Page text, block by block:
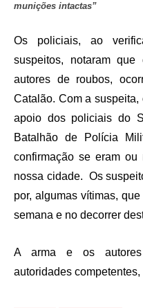
munições intactas”
Os policiais, ao
suspeitos, notaram que
autores de roubos,
Catalão. Com a
apoio dos policiais do
Batalhão de Polícia
confirmação se eram
nossa cidade. Os
por, algumas vítimas,
semana e no decorrer
A arma e os
autoridades